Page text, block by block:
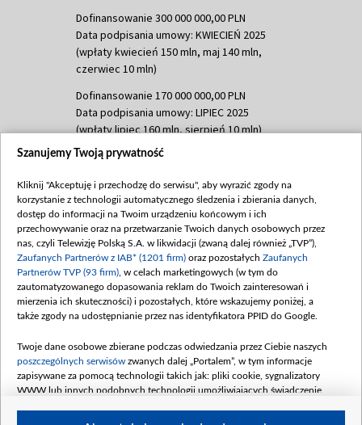
Dofinansowanie 300 000 000,00 PLN
Data podpisania umowy: KWIECIEŃ 2025
(wpłaty kwiecień 150 mln, maj 140 mln,
czerwiec 10 mln)
Dofinansowanie 170 000 000,00 PLN
Data podpisania umowy: LIPIEC 2025
(wpłaty lipiec 160 mln, sierpień 10 mln)
Dofinansowanie 60 000 000,00 PLN
(wpłata wrzesień 60 mln)
Dofinansowanie 635 783 051,21 PLN
Data podpisania umowy: WRZESIEŃ 2025
(wpłata wrzesień 100 mln, październik 350
mln, listopad 265 mln)
Dofinansowanie 48 862 000,00 PLN
Data podpisania umowy: GRUDZIEŃ 2025
Dofinansowanie 900 000 000,00 PLN
Data podpisania umowy: LUTY 2026 (wpłata
26 lutego 80 mln, 4 marca 370 mln,8
Szanujemy Twoją prywatność
Kliknij "Akceptuję i przechodzę do serwisu", aby wyrazić zgody na
korzystanie z technologii automatycznego śledzenia i zbierania danych,
dostęp do informacji na Twoim urządzeniu końcowym i ich
przechowywanie oraz na przetwarzanie Twoich danych osobowych przez
nas, czyli Telewizję Polską S.A. w likwidacji (zwaną dalej również „TVP”),
Zaufanych Partnerów z IAB* (1201 firm) oraz pozostałych Zaufanych
Partnerów TVP (93 firm) , w celach marketingowych (w tym do
zautomatyzowanego dopasowania reklam do Twoich zainteresowań i
mierzenia ich skuteczności) i pozostałych, które wskazujemy poniżej, a
także zgody na udostępnianie przez nas identyfikatora PPID do Google.
Twoje dane osobowe zbierane podczas odwiedzania przez Ciebie naszych
poszczególnych serwisów zwanych dalej „Portalem”, w tym informacje
zapisywane za pomocą technologii takich jak: pliki cookie, sygnalizatory
WWW lub innych podobnych technologii umożliwiających świadczenie